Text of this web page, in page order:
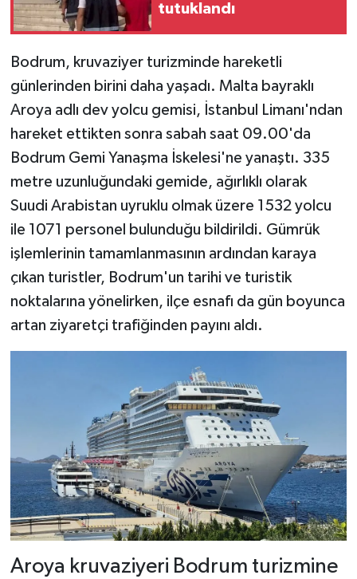
tutuklandı
Bodrum, kruvaziyer turizminde hareketli
günlerinden birini daha yaşadı. Malta bayraklı
Aroya adlı dev yolcu gemisi, İstanbul Limanı'ndan
hareket ettikten sonra sabah saat 09.00'da
Bodrum Gemi Yanaşma İskelesi'ne yanaştı. 335
metre uzunluğundaki gemide, ağırlıklı olarak
Suudi Arabistan uyruklu olmak üzere 1532 yolcu
ile 1071 personel bulunduğu bildirildi. Gümrük
işlemlerinin tamamlanmasının ardından karaya
çıkan turistler, Bodrum'un tarihi ve turistik
noktalarına yönelirken, ilçe esnafı da gün boyunca
artan ziyaretçi trafiğinden payını aldı.
Aroya kruvaziyeri Bodrum turizmine